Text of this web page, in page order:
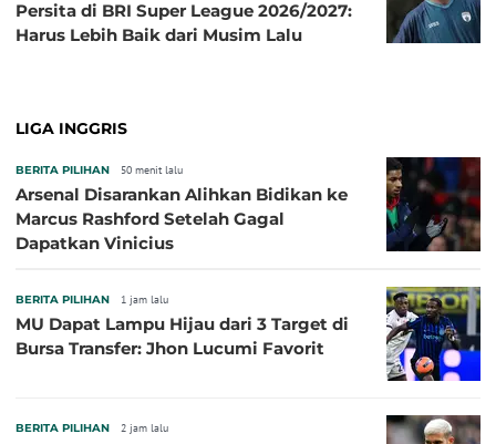
Persita di BRI Super League 2026/2027:
Harus Lebih Baik dari Musim Lalu
LIGA INGGRIS
BERITA PILIHAN 50 menit lalu
Arsenal Disarankan Alihkan Bidikan ke
Marcus Rashford Setelah Gagal
Dapatkan Vinicius
BERITA PILIHAN 1 jam lalu
MU Dapat Lampu Hijau dari 3 Target di
Bursa Transfer: Jhon Lucumi Favorit
BERITA PILIHAN 2 jam lalu